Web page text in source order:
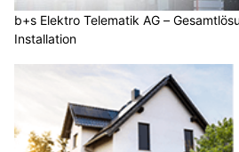
b+s Elektro Telematik AG –
Installation